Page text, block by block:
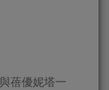
蓓優妮塔一